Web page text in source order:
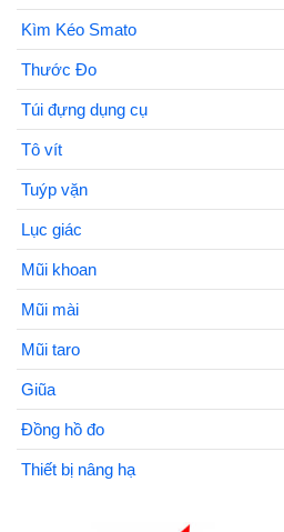
Kìm Kéo Smato
Thước Đo
Túi đựng dụng cụ
Tô vít
Tuýp vặn
Lục giác
Mũi khoan
Mũi mài
Mũi taro
Giũa
Đồng hồ đo
Thiết bị nâng hạ